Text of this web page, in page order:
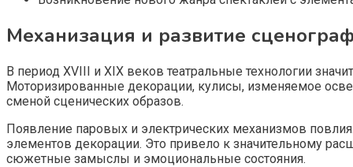
Механизация и развитие
В период XVIII и XIX веков театральные технологии
Моторизированные декорации, кулисы, изменяемое
сменой сценических образов.
Появление паровых и электрических механизмов
элементов декорации. Это привело к значительному
сюжетные замыслы и эмоциональные состояния.